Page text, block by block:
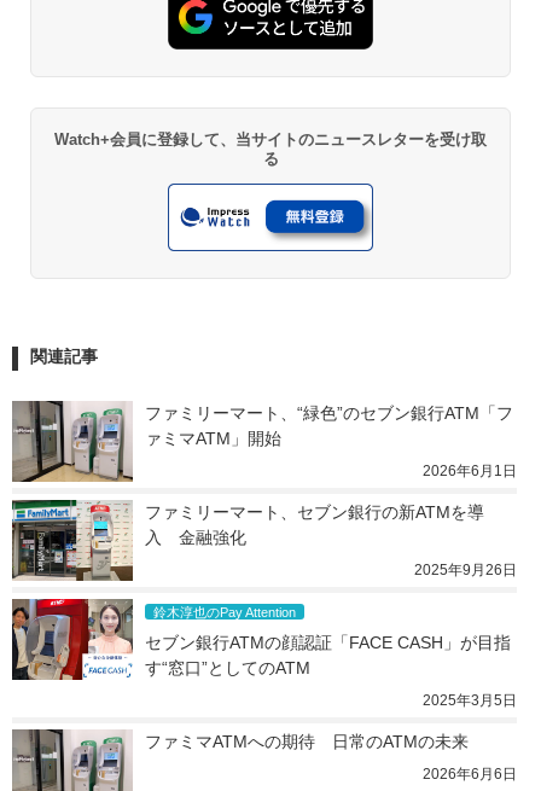
Watch+会員に登録して、当サイトのニュースレターを受け取
る
関連記事
ファミリーマート、“緑色”のセブン銀行ATM「フ
ァミマATM」開始
2026年6月1日
ファミリーマート、セブン銀行の新ATMを導
入　金融強化
2025年9月26日
鈴木淳也のPay Attention
セブン銀行ATMの顔認証「FACE CASH」が目指
す“窓口”としてのATM
2025年3月5日
ファミマATMへの期待　日常のATMの未来
2026年6月6日